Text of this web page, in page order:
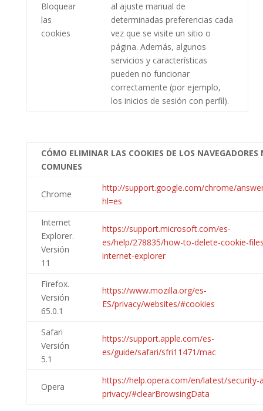
Bloquear
las
cookies
al ajuste manual de
determinadas preferencias cada
vez que se visite un sitio o
página. Además, algunos
servicios y características
pueden no funcionar
correctamente (por ejemplo,
los inicios de sesión con perfil).
CÓMO ELIMINAR LAS COOKIES DE LOS NAVEGADORES
COMUNES
Chrome
http://support.google.com/chrome/
hl=es
Internet
Explorer.
Versión
11
https://support.microsoft.com/es-
es/help/278835/how-to-delete-cookie-
internet-explorer
Firefox.
Versión
65.0.1
https://www.mozilla.org/es-
ES/privacy/websites/#cookies
Safari
Versión
5.1
https://support.apple.com/es-
es/guide/safari/sfri11471/mac
Opera
https://help.opera.com/en/latest/security-
privacy/#clearBrowsingData